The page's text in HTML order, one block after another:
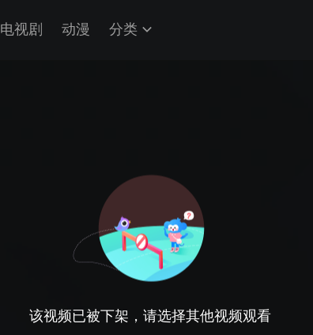
电视剧 动漫 分类
该视频已被下架，请选择其他视频观看